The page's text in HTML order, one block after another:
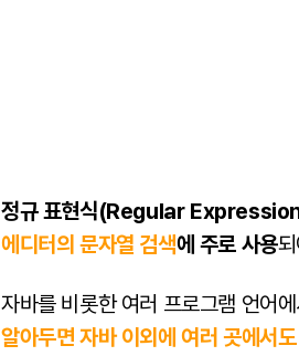
정규 표현식(Regular
에디터의 문자열 검색에 주로 사용
자바를 비롯한 여러 프로그램 언어
알아두면 자바 이외에 여러 곳에서